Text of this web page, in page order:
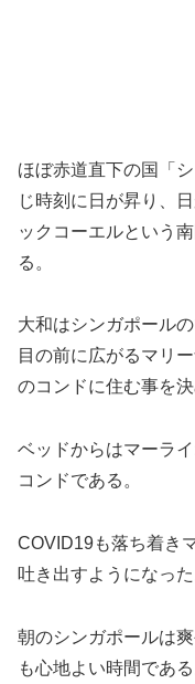
ほぼ赤道直下の国「
じ時刻に日が昇り、
ックコーエルという
る。
大和はシンガポール
目の前に広がるマリ
のコンドに住む事を決
ベッドからはマーラ
コンドである。
COVID19も落ち着き
吐き出すようになった
朝のシンガポールは
も心地よい時間である